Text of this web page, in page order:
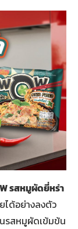
รสหมูผัดยี่หร่า
ได้อย่างลงตัว
รสหมูผัดเข้มข้น